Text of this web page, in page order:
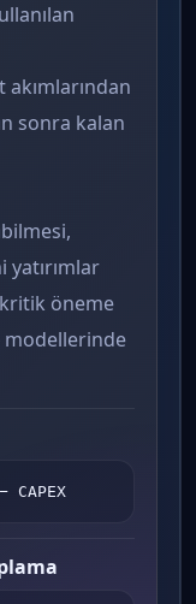
sonra kalan
yatırımlar
öneme
modellerinde